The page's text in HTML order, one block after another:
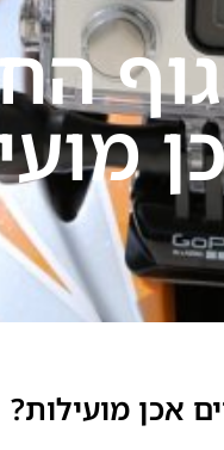
אכן מועילות?